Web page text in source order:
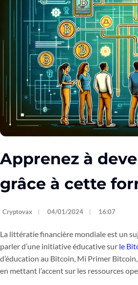
Apprenez à
grâce à cette
Cryptovax 04/01/2024 16:07
La littératie financière mondiale est un
parler d’une initiative éducative sur le
d’éducation au Bitcoin, Mi Primer
en mettant l’accent sur les ressources